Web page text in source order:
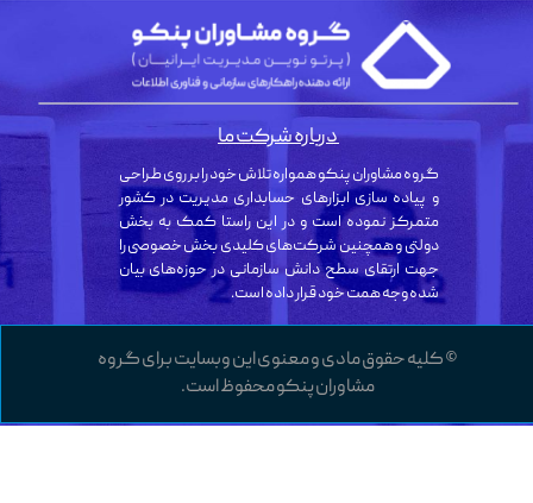
© کلیه حقوق مادی و معنوی این وبسایت برای گروه
مشاوران پنکو محفوظ است.
گروه مشاوران پنکو همواره تلاش خود را بر روی طراحی
و پیاده سازی ابزارهای حسابداری مدیریت در کشور
متمرکز نموده است و در این راستا کمک به بخش
دولتی و همچنین شرکت‌های کلیدی بخش خصوصی را
جهت ارتقای سطح دانش سازمانی در حوزه‌های بیان
شده وجه همت خود قرار داده است.
درباره شرکت ما